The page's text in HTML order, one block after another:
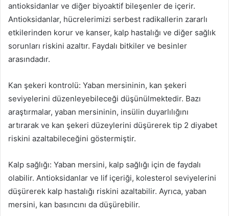
antioksidanlar ve diğer biyoaktif bileşenler de içerir.
Antioksidanlar, hücrelerimizi serbest radikallerin zararlı
etkilerinden korur ve kanser, kalp hastalığı ve diğer sağlık
sorunları riskini azaltır. Faydalı bitkiler ve besinler
arasındadır.
Kan şekeri kontrolü: Yaban mersininin, kan şekeri
seviyelerini düzenleyebileceği düşünülmektedir. Bazı
araştırmalar, yaban mersininin, insülin duyarlılığını
artırarak ve kan şekeri düzeylerini düşürerek tip 2 diyabet
riskini azaltabileceğini göstermiştir.
Kalp sağlığı: Yaban mersini, kalp sağlığı için de faydalı
olabilir. Antioksidanlar ve lif içeriği, kolesterol seviyelerini
düşürerek kalp hastalığı riskini azaltabilir. Ayrıca, yaban
mersini, kan basıncını da düşürebilir.